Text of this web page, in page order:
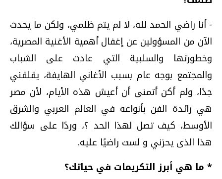
- أنا راضي الحمد لله، لا لم يتم ظلمي، ولكن ما يحدث
الآن من المسؤولين عن إغفال أهمية الأغنية المصرية،
وخطورتها والسلبية التي عادت على الشباب
والمجتمع بوجه عام بسبب الأغاني الهايفة، يقلقني
جدًا، ولم أكن أتمنى أن أعيش هذه الأيام، لأن مصر
هي رائدة الفن بأنواعه في العالم العربي والشرق
الأوسط، كيف تصل لهذا الحد ؟، وردًا على سؤالك
هذا الذى يحزني و لست راضيًا عليه.
* ما هي أبرز التكريمات في حياتك؟